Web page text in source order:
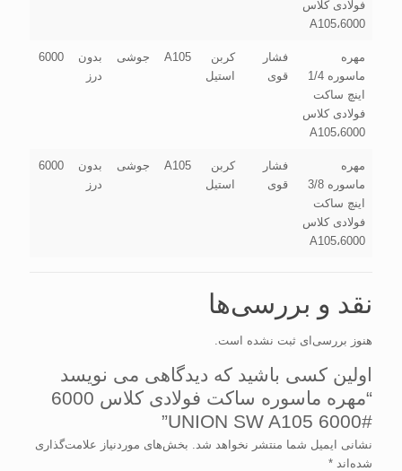
فولادی کلاس
6000،A105
مهره
ماسوره 1/4
اینچ ساکت
فولادی کلاس
6000،A105
فشار
قوی
کربن
استیل
A105 جوشی
بدون
درز
6000
مهره
ماسوره 3/8
اینچ ساکت
فولادی کلاس
6000،A105
فشار
قوی
کربن
استیل
A105 جوشی
بدون
درز
6000
نقد و بررسی‌ها
هنوز بررسی‌ای ثبت نشده است.
اولین کسی باشید که دیدگاهی می نویسد
“مهره ماسوره ساکت فولادی کلاس 6000
UNION SW A105 6000#”
نشانی ایمیل شما منتشر نخواهد شد. بخش‌های موردنیاز علامت‌گذاری
شده‌اند *